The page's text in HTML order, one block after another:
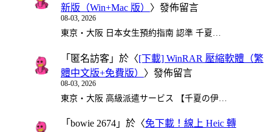
新版（Win+Mac 版） 〉發佈留言
08-03, 2026
東京・大阪 日本女生預約指南 認準 千夏…
「 匿名訪客 」於〈[下載] WinRAR 壓縮軟體（繁
體中文版+免費版） 〉發佈留言
08-03, 2026
東京・大阪 高級派遣サービス 【千夏の伊…
「 bowie 2674 」於〈免下載！線上 Heic 轉